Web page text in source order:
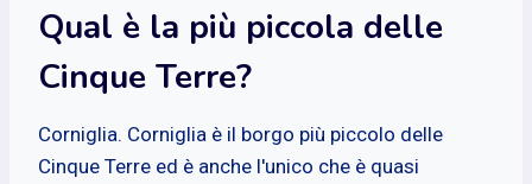
Qual è la più piccola delle
Cinque Terre?
Corniglia. Corniglia è il borgo più piccolo delle
Cinque Terre ed è anche l'unico che è quasi